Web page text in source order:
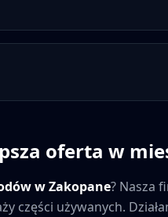
oferta w
wZakopane? Nasza
części używanych.